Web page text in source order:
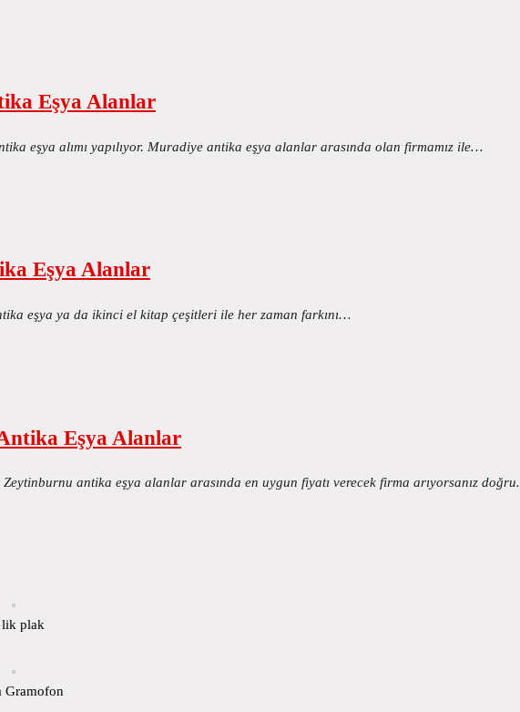
Eşya Alanlar
eşya alımı yapılıyor. Muradiye antika eşya alanlar arasında olan firmamız ile…
Eşya Alanlar
eşya ya da ikinci el kitap çeşitleri ile her zaman farkını…
Eşya Alanlar
antika eşya alanlar arasında en uygun fiyatı verecek firma arıyorsanız
plak
Gramofon